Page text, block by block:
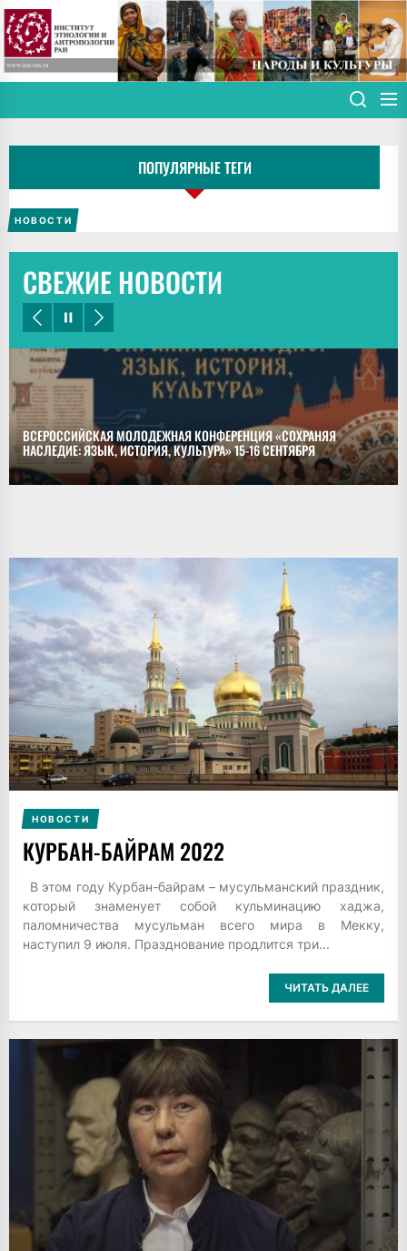
Skip
to
the
content
ПОПУЛЯРНЫЕ ТЕГИ
НОВОСТИ
СВЕЖИЕ НОВОСТИ
ВСЕРОССИЙСКАЯ МОЛОДЕЖНАЯ КОНФЕРЕНЦИЯ «СОХРАНЯЯ
НАСЛЕДИЕ: ЯЗЫК, ИСТОРИЯ, КУЛЬТУРА» 15-16 СЕНТЯБРЯ
НОВОСТИ
КУРБАН-БАЙРАМ 2022
В этом году Курбан-байрам – мусульманский праздник,
который знаменует собой кульминацию хаджа,
паломничества мусульман всего мира в Мекку,
наступил 9 июля. Празднование продлится три...
ЧИТАТЬ ДАЛЕЕ